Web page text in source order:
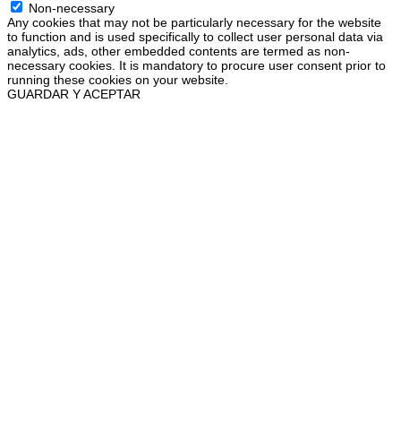
Non-necessary
Any cookies that may not be particularly necessary for the website
to function and is used specifically to collect user personal data via
analytics, ads, other embedded contents are termed as non-
necessary cookies. It is mandatory to procure user consent prior to
running these cookies on your website.
GUARDAR Y ACEPTAR